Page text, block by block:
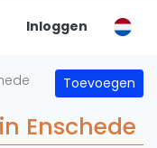
Inloggen
Toevoegen
Enschede